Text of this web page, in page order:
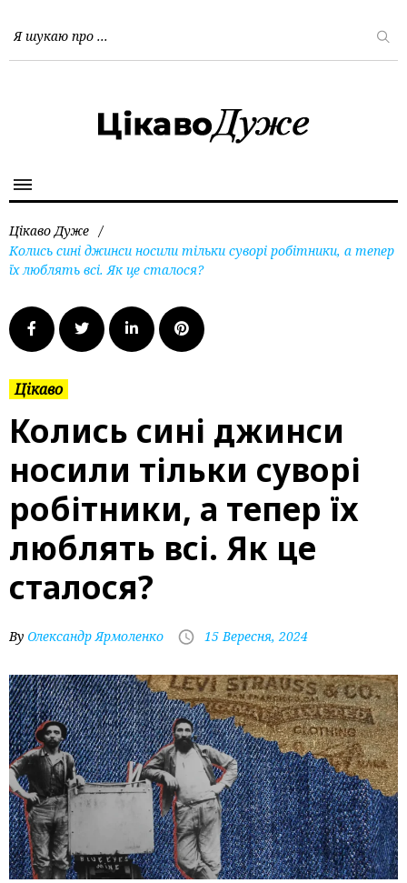
Цікаво Дуже /
Колись сині джинси носили тільки суворі робітники, а тепер
їх люблять всі. Як це сталося?
Цікаво
Колись сині джинси
носили тільки суворі
робітники, а тепер їх
люблять всі. Як це
сталося?
By Олександр Ярмоленко 15 Вересня, 2024